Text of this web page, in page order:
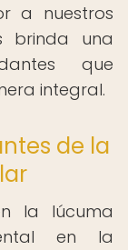
a nuestros
brinda una
que
integral.
de la
la lúcuma
en la